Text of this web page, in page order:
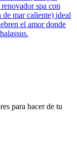
spa con
de mar caliente) ideal
el amor donde
para hacer de tu